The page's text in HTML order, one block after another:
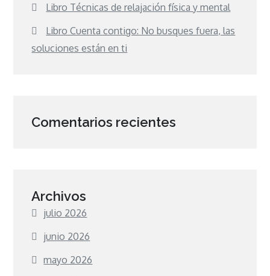
Libro Técnicas de relajación física y mental
Libro Cuenta contigo: No busques fuera, las
soluciones están en ti
Comentarios recientes
Archivos
julio 2026
junio 2026
mayo 2026